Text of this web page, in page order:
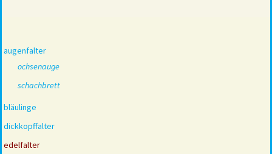
augenfalter
ochsenauge
schachbrett
bläulinge
dickkopffalter
edelfalter